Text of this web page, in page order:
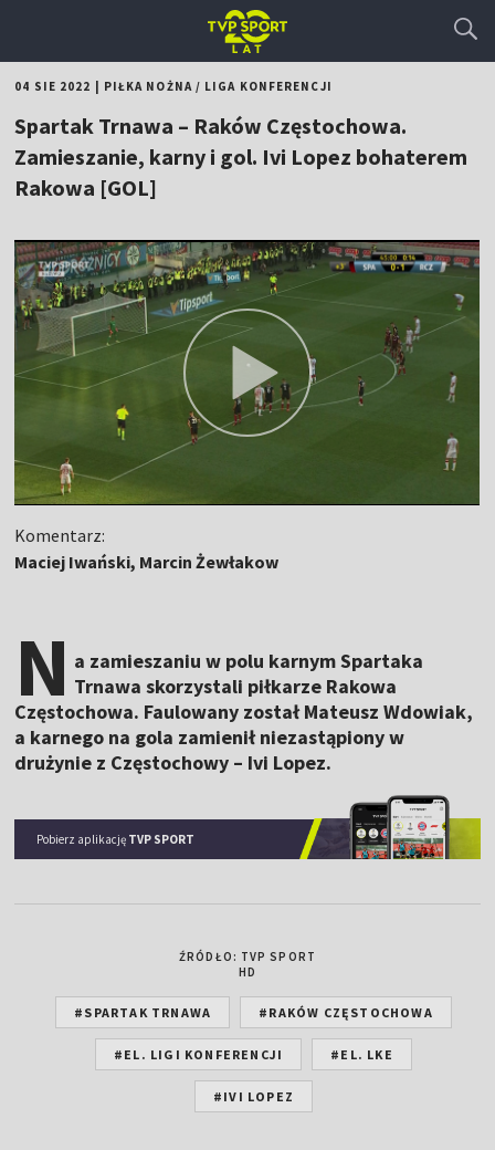
04 SIE 2022 PIŁKA NOŻNA/ LIGA KONFERENCJI
Spartak Trnawa – Raków Częstochowa.
Zamieszanie, karny i gol. Ivi Lopez bohaterem
Rakowa [GOL]
Komentarz:
Maciej Iwański, Marcin Żewłakow
N a zamieszaniu w polu karnym Spartaka
Trnawa skorzystali piłkarze Rakowa
Częstochowa. Faulowany został Mateusz Wdowiak,
a karnego na gola zamienił niezastąpiony w
drużynie z Częstochowy – Ivi Lopez.
Pobierz aplikację TVP SPORT
ŹRÓDŁO: TVP SPORT
HD
#SPARTAK TRNAWA #RAKÓW CZĘSTOCHOWA
#EL. LIGI KONFERENCJI #EL. LKE
#IVI LOPEZ